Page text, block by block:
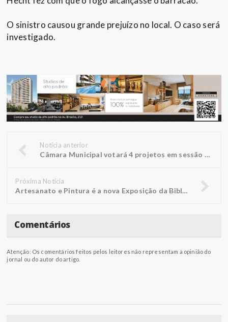
O sinistro causou grande prejuízo no local. O caso será
investigado.
Notícia anterior
Câmara Municipal votará 4 projetos em sessão nesta segunda-feira
Próxima Notícia
Artesanato e Pintura é a nova Exposição da Biblioteca FUNEPE
Comentários
Atenção: Os comentários feitos pelos leitores não representam a opinião do
jornal ou do autor do artigo.